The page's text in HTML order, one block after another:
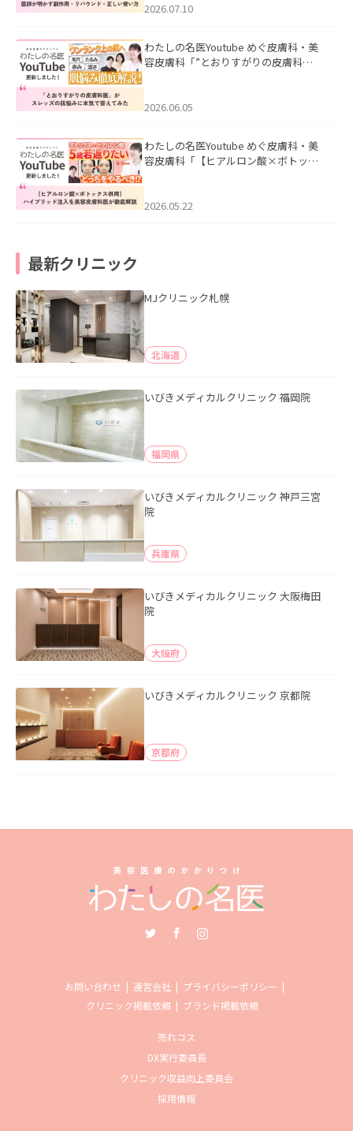
た。
2026.07.10
わたしの名医Youtube めぐ皮膚科・美
容皮膚科「”とおりすがりの皮膚科
2026.06.05
わたしの名医Youtube めぐ皮膚科・美
容皮膚科「【ヒアルロン酸×ボトック
た。
2026.05.22
最新クリニック
MJクリニック札幌
北海道
いびきメディカルクリニック 福岡院
福岡県
いびきメディカルクリニック 神戸三宮
院
兵庫県
いびきメディカルクリニック 大阪梅田
院
大阪府
いびきメディカルクリニック 京都院
京都府
お問い合わせ 運営会社
プライバシーポリシー
クリニック掲載依頼
ブランド掲載依頼
売れコス
DX実行委員長
クリニック収益向上委員会
採用情報